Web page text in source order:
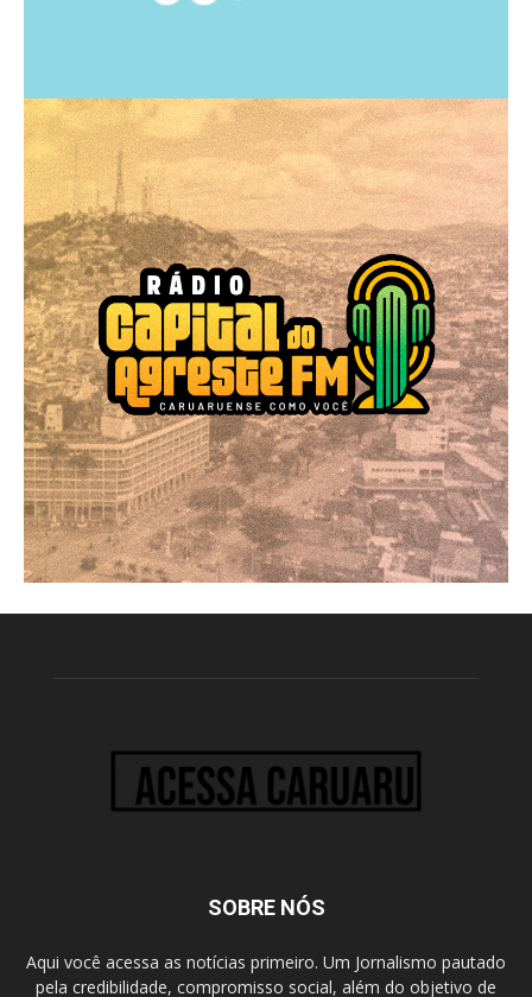
SOBRE NÓS
Aqui você acessa as notícias primeiro. Um Jornalismo pautado
pela credibilidade, compromisso social, além do objetivo de